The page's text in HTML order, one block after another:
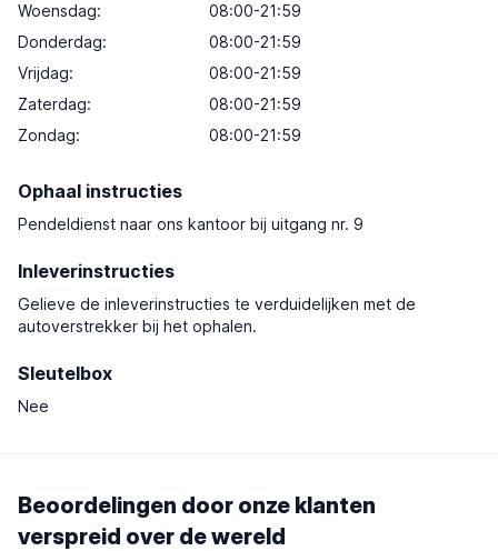
Woensdag:
08:00-21:59
Donderdag:
08:00-21:59
Vrijdag:
08:00-21:59
Zaterdag:
08:00-21:59
Zondag: 08:00-21:59
Ophaal instructies
Pendeldienst naar ons kantoor bij uitgang nr. 9
Inleverinstructies
Gelieve de inleverinstructies te verduidelijken met de
autoverstrekker bij het ophalen.
Sleutelbox
Nee
Beoordelingen door onze klanten
verspreid over de wereld